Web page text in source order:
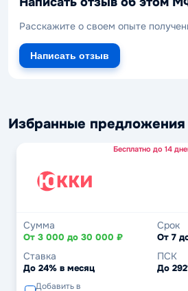
Расскажите о своем опыте
Написать отзыв
Избранные предложения
Бесплатно до 14
Сумма
От 3 000 до 30 000 ₽
Срок
От 7
Ставка
До 24% в месяц
ПСК
До
Добавить в